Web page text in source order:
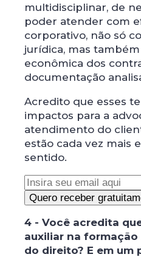
multidisciplinar, de
poder atender com
corporativo, não só
jurídica, mas
econômica dos
documentação
Acredito que esses
impactos para a
atendimento do
estão cada vez mais
sentido.
4 - Você acredita
auxiliar na
do direito? E em um